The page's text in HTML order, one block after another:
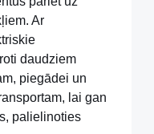
Ar
daudziem
piegādei un
lai gan
palielinoties